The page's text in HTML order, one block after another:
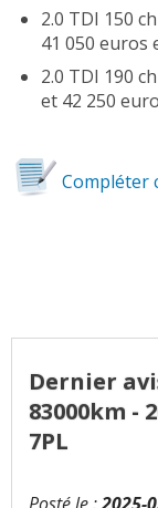
2.0 TDI 150
41 050 euros
2.0 TDI 190
et 42 250
Compléter
Dernier
83000km -
7PL